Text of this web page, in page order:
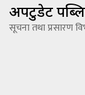
अपटुडेट
सूचना तथा प्रसारण